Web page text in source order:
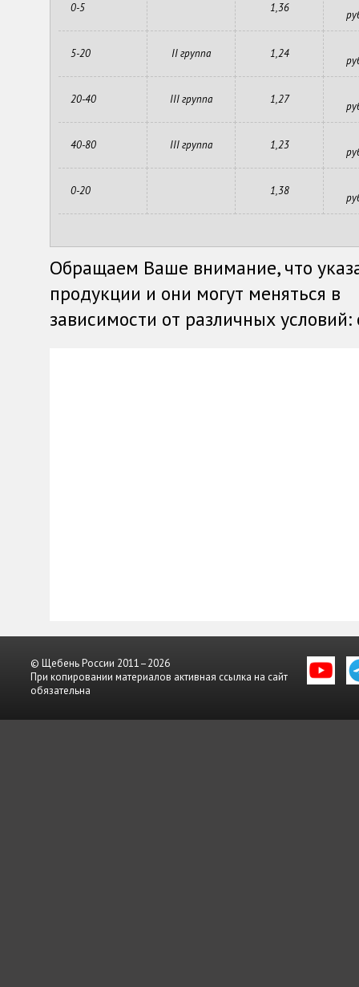
0-5 1,36
5-20 II группа 1,24
20-40 III группа 1,27
40-80 III группа 1,23
0-20 1,38
Обращаем Ваше внимание, что
продукции и они могут меняться в
зависимости от различных
© Щебень России 2011–2026
При копировании материалов активная ссылка на сайт
обязательна